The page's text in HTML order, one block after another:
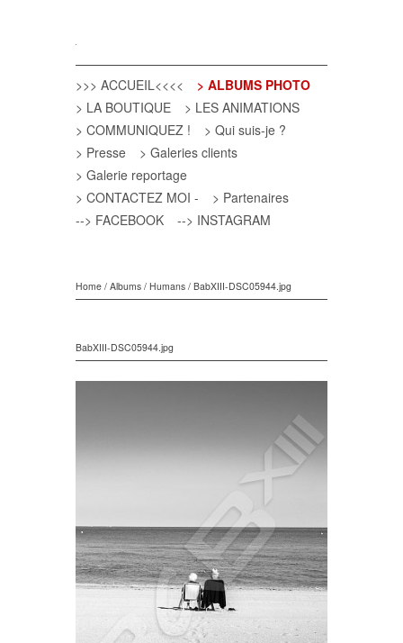
>>> ACCUEIL<<<<
> ALBUMS PHOTO
> LA BOUTIQUE
> LES ANIMATIONS
> COMMUNIQUEZ !
> Qui suis-je ?
> Presse
> Galeries clients
> Galerie reportage
> CONTACTEZ MOI -
> Partenaires
--> FACEBOOK
--> INSTAGRAM
Home / Albums / Humans / BabXIII-DSC05944.jpg
BabXIII-DSC05944.jpg